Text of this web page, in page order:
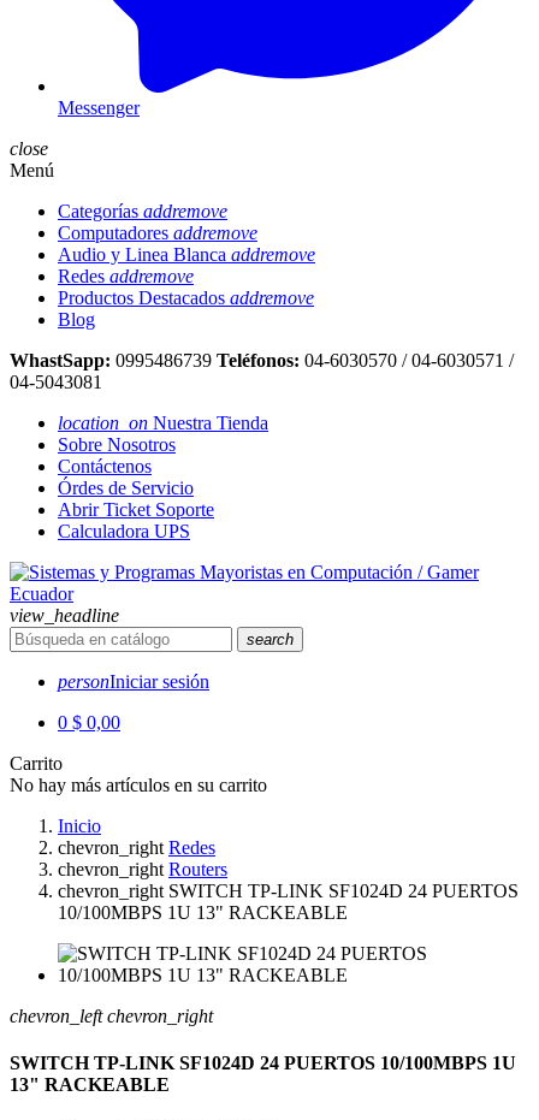
Messenger
close
Menú
Categorías addremove
Computadores addremove
Audio y Linea Blanca addremove
Redes addremove
Productos Destacados addremove
Blog
WhastSapp: 0995486739 Teléfonos: 04-6030570 / 04-6030571 /
04-5043081
location_on Nuestra Tienda
Sobre Nosotros
Contáctenos
Órdes de Servicio
Abrir Ticket Soporte
Calculadora UPS
view_headline
search
personIniciar sesión
0 $ 0,00
Carrito
No hay más artículos en su carrito
Inicio
chevron_right Redes
chevron_right Routers
chevron_right SWITCH TP-LINK SF1024D 24 PUERTOS
10/100MBPS 1U 13" RACKEABLE
chevron_left chevron_right
SWITCH TP-LINK SF1024D 24 PUERTOS 10/100MBPS 1U
13" RACKEABLE